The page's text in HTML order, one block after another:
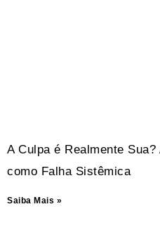
A Culpa é Realmente
como Falha Sistêmica
Saiba Mais »